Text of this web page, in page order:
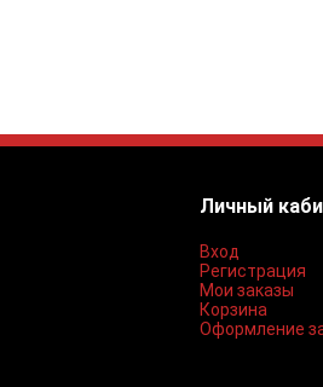
Личный
Вход
Регистрация
Мои заказы
Корзина
Оформление